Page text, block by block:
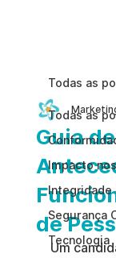
Todas as
Impacto
Integridade
Segurança
Tecnologia
Todas as
Guia
de
Um